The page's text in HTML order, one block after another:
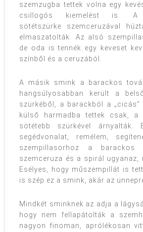
szemzugba tettek volna egy
csillogós kiemelést is. A
sötétszürke szemceruzával
elmaszatolták. Az alsó
de oda is tennék egy keveset
színből és a ceruzából.
A másik smink a barackos
hangsúlyosabban került a
szürkéből, a barackból a
külső harmadba tettek csak, a
sötétebb szürkével árnyalták.
segédvonalat, remélem,
szempillasorhoz a
szemceruza és a spirál ugyanaz,
Esélyes, hogy műszempillát is
is szép ez a smink, akár az
Mindkét sminknek az adja a
hogy nem fellapátolták a
nagyon finoman, aprólékosan